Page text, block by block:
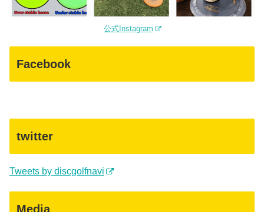
公式Instagram
Facebook
twitter
Tweets by discgolfnavi
Media